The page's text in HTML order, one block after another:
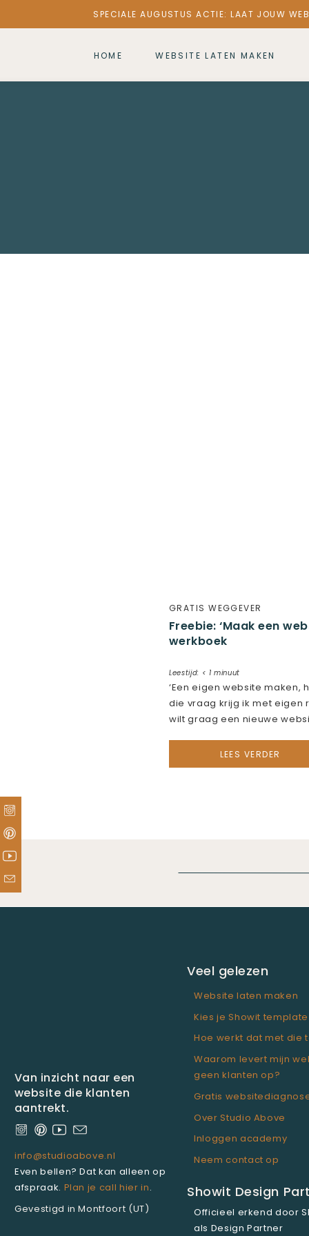
SPECIALE AUGUSTUS ACTIE: LAAT JOUW
HOME WEBSITE LATEN MAKEN
GRATIS WEGGEVER
Freebie: ‘Maak een
werkboek
Leestijd: < 1 minuut
‘Een eigen website maken,
die vraag krijg ik met eigen
wilt graag een nieuwe
bomen het bos niet meer?
nieuwe freebie gemaakt
LEES VERDER
Van inzicht naar een
website die klanten
aantrekt.
info@studioabove.nl
Even bellen? Dat kan alleen op
afspraak. Plan je call hier in.
Gevestigd in Montfoort (UT)
Showit Design
Officieel erkend door
als Design Partner
Veel gelezen
Kies je Showit template
Waarom levert mijn
geen klanten op?
Website laten maken
Over Studio Above
Inloggen academy
Neem contact op
Hoe werkt dat met die
Gratis